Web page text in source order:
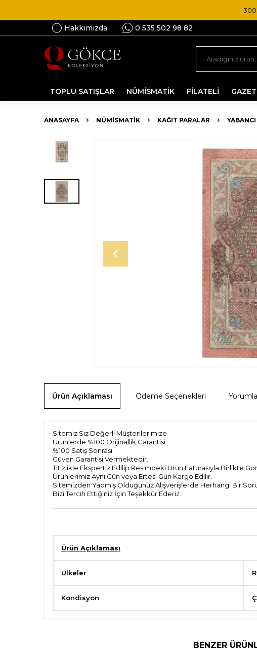
Hakkımızda 0 535 502 98 82
TOPLU SATIŞLAR NÜMİSMATİK FİLATELİ
ANASAYFA NÜMİSMATİK KAĞIT PARALAR
Ürün Açıklaması Ödeme Seçenekleri
Sitemiz Siz Değerli Müşterilerimize
Ürünlerde %100 Orijinallik Garantisi.
%100 Satış Sonrası
Güven Garantisi Vermektedir.
Titizlikle Ekspertiz Edilip Resimdeki Ürün Faturasıyla Birlikte
Ürünlerimiz Aynı Gün veya Ertesi Gün Kargo Edilir.
Sitemizden Yapmış Olduğunuz Alışverişlerde Herhangi Bir
Bizi Tercih Ettiğiniz İçin Teşekkür Ederiz.
Ürün Açıklaması
Ülkeler
Kondisyon
BENZER